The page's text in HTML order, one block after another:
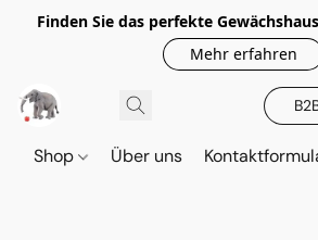
Finden Sie das perfekte
Mehr erfahren
Shop Über uns